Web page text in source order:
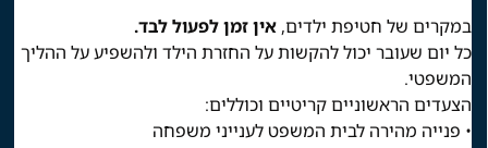
במקרים של חטיפת ילדים, אין זמן לפעול לבד.
כל יום שעובר יכול להקשות על החזרת הילד ולהשפיע על ההליך
המשפטי.
הצעדים הראשוניים קריטיים וכוללים:
• פנייה מהירה לבית המשפט לענייני משפחה